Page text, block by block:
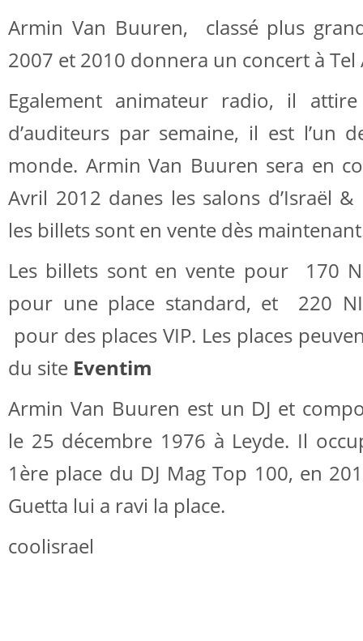
Armin Van Buuren, classé plus
2007 et 2010 donnera un concert à Tel
Egalement animateur radio, il
d’auditeurs par semaine, il est l’un
monde. Armin Van Buuren sera en
Avril 2012 danes les salons d’Israël
les billets sont en vente dès
Les billets sont en vente pour 170
pour une place standard, et 220
pour des places VIP. Les places
du site Eventim
Armin Van Buuren est un DJ et
le 25 décembre 1976 à Leyde. Il
1ère place du DJ Mag Top 100, en
Guetta lui a ravi la place.
coolisrael